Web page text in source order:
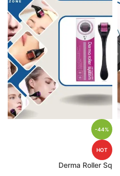
-44%
HOT
Derma Roller Sq